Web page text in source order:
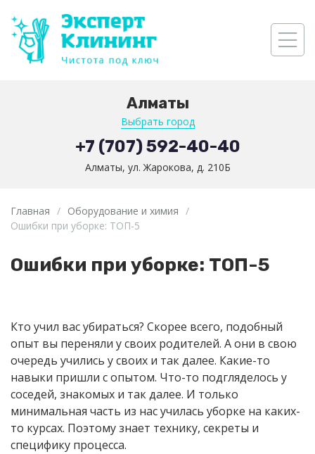
Алматы
Выбрать город
+7 (707) 592-40-40
Алматы, ул. Жарокова, д. 210Б
Главная / Оборудование и химия /
Ошибки при уборке: ТОП-5
Ошибки при уборке: ТОП-5
Кто учил вас убираться? Скорее всего, подобный
опыт вы переняли у своих родителей. А они в свою
очередь учились у своих и так далее. Какие-то
навыки пришли с опытом. Что-то подгляделось у
соседей, знакомых и так далее. И только
минимальная часть из нас училась уборке на каких-
то курсах. Поэтому знает технику, секреты и
специфику процесса.